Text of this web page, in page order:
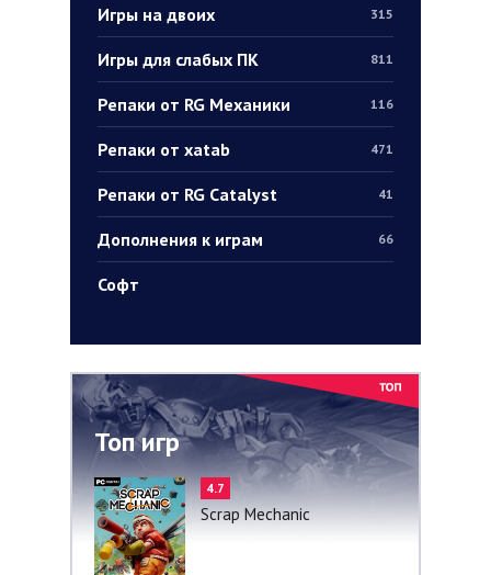
Игры на двоих 315
Игры для слабых ПК 811
Репаки от RG Механики 116
Репаки от xatab 471
Репаки от RG Catalyst 41
Дополнения к играм 66
Софт
Топ игр
4.7
Scrap Mechanic